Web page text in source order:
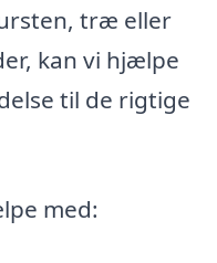
træ eller
kan vi hjælpe
til de rigtige
med: